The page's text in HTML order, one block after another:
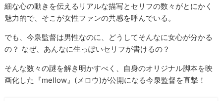
細な心の動きを伝えるリアルな描写とセリフの数々がとにかく
魅力的で、そこが女性ファンの共感を呼んでいる。
でも、今泉監督は男性なのに、どうしてそんなに女心が分かる
の？ なぜ、あんなに生っぽいセリフが書けるの？
そんな数々の謎を解き明かすべく、自身のオリジナル脚本を映
画化した『mellow』(メロウ)が公開になる今泉監督を直撃！